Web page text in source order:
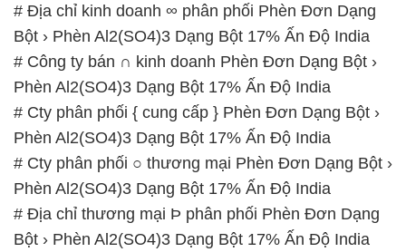
# Địa chỉ kinh doanh ∞ phân phối Phèn Đơn Dạng
Bột › Phèn Al2(SO4)3 Dạng Bột 17% Ấn Độ India
# Công ty bán ∩ kinh doanh Phèn Đơn Dạng Bột ›
Phèn Al2(SO4)3 Dạng Bột 17% Ấn Độ India
# Cty phân phối { cung cấp } Phèn Đơn Dạng Bột ›
Phèn Al2(SO4)3 Dạng Bột 17% Ấn Độ India
# Cty phân phối ○ thương mại Phèn Đơn Dạng Bột ›
Phèn Al2(SO4)3 Dạng Bột 17% Ấn Độ India
# Địa chỉ thương mại Þ phân phối Phèn Đơn Dạng
Bột › Phèn Al2(SO4)3 Dạng Bột 17% Ấn Độ India